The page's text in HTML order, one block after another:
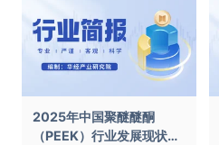
2025年中国聚醚醚酮
（PEEK）行业发展现状及